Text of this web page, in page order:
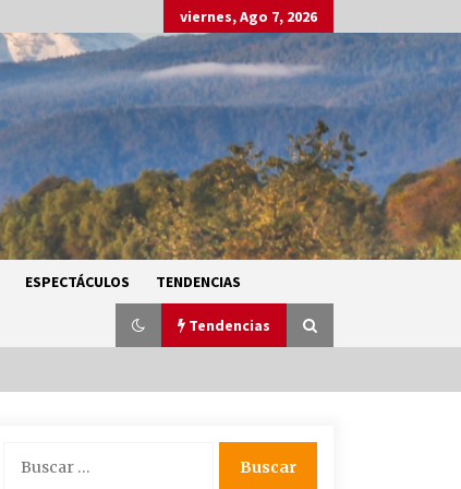
viernes, Ago 7, 2026
ESPECTÁCULOS TENDENCIAS
Tendencias
granizo y calor extremo en gran